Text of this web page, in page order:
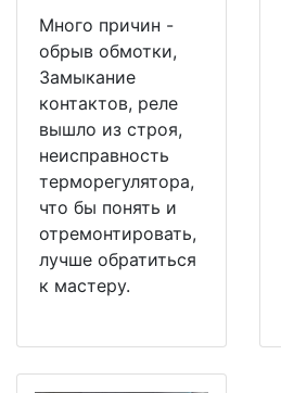
Много причин -
обрыв обмотки,
Замыкание
контактов, реле
вышло из строя,
неисправность
терморегулятора,
что бы понять и
отремонтировать,
лучше обратиться
к мастеру.